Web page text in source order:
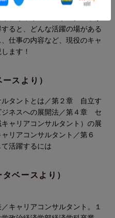
に１０万人に増やすべく、バ
ると、どんな活躍の場がある
仕事の内容など、現役のキャ
ます！
スより）
タントとは／第２章 自立す
ネスへの展開法／第４章 セ
ャリアコンサルタント）の展
リアコンサルタント／第６
活躍するには
ベースより）
キャリアコンサルタント。１